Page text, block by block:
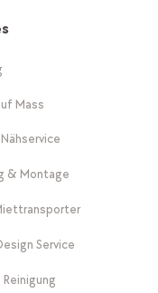
Mass
& Montage
Service